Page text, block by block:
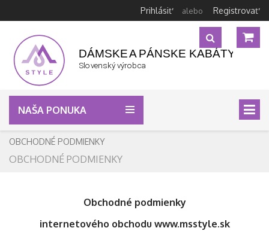
Prihlásiť alebo Registrovať
NAŠA PONUKA
OBCHODNÉ PODMIENKY
OBCHODNÉ PODMIENKY
Obchodné podmienky
internetového obchodu www.msstyle.sk